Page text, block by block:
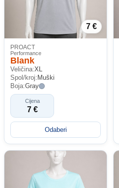
7 €
PROACT
Performance
Blank
Veličina:XL
Spol/kroj: Muški
Boja:Gray
Cijena
7 €
Odaberi